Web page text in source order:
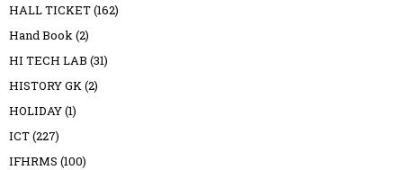
HALL TICKET(162)
Hand Book(2)
HI TECH LAB (31)
HISTORY GK(2)
HOLIDAY(1)
ICT(227)
IFHRMS (100)